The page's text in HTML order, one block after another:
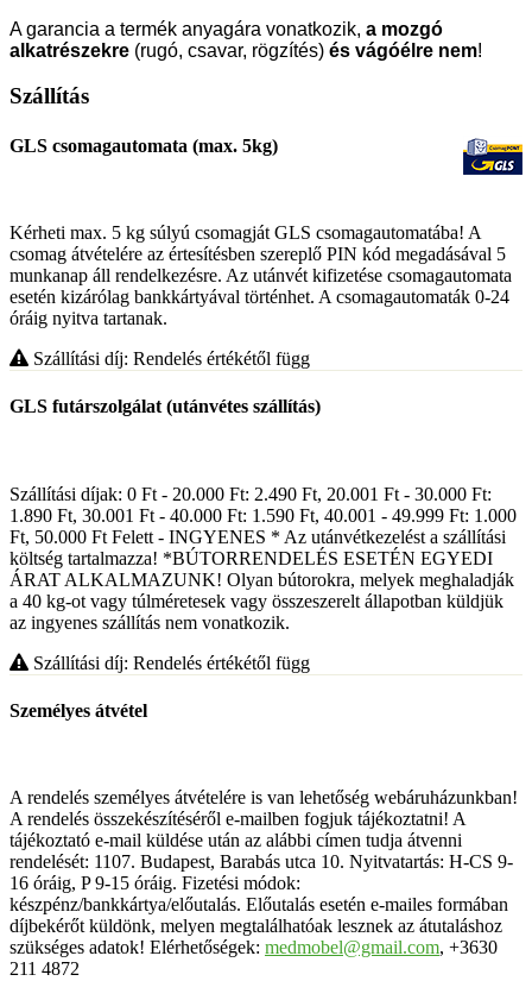
A garancia a termék anyagára vonatkozik, a mozgó
alkatrészekre (rugó, csavar, rögzítés) és vágóélre nem!
Szállítás
GLS csomagautomata (max. 5kg)
Kérheti max. 5 kg súlyú csomagját GLS csomagautomatába! A
csomag átvételére az értesítésben szereplő PIN kód megadásával 5
munkanap áll rendelkezésre. Az utánvét kifizetése csomagautomata
esetén kizárólag bankkártyával történhet. A csomagautomaták 0-24
óráig nyitva tartanak.
Szállítási díj: Rendelés értékétől függ
GLS futárszolgálat (utánvétes szállítás)
Szállítási díjak: 0 Ft - 20.000 Ft: 2.490 Ft, 20.001 Ft - 30.000 Ft:
1.890 Ft, 30.001 Ft - 40.000 Ft: 1.590 Ft, 40.001 - 49.999 Ft: 1.000
Ft, 50.000 Ft Felett - INGYENES * Az utánvétkezelést a szállítási
költség tartalmazza! *BÚTORRENDELÉS ESETÉN EGYEDI
ÁRAT ALKALMAZUNK! Olyan bútorokra, melyek meghaladják
a 40 kg-ot vagy túlméretesek vagy összeszerelt állapotban küldjük
az ingyenes szállítás nem vonatkozik.
Szállítási díj: Rendelés értékétől függ
Személyes átvétel
A rendelés személyes átvételére is van lehetőség webáruházunkban!
A rendelés összekészítéséről e-mailben fogjuk tájékoztatni! A
tájékoztató e-mail küldése után az alábbi címen tudja átvenni
rendelését: 1107. Budapest, Barabás utca 10. Nyitvatartás: H-CS 9-
16 óráig, P 9-15 óráig. Fizetési módok:
készpénz/bankkártya/előutalás. Előutalás esetén e-mailes formában
díjbekérőt küldönk, melyen megtalálhatóak lesznek az átutaláshoz
szükséges adatok! Elérhetőségek: medmobel@gmail.com, +3630
211 4872